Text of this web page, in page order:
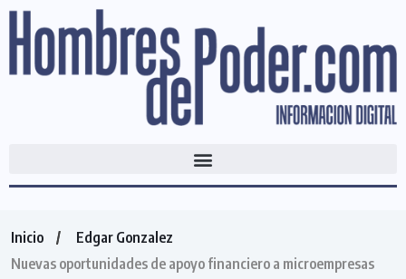
Inicio
Edgar Gonzalez
Nuevas oportunidades de apoyo financiero a microempresas